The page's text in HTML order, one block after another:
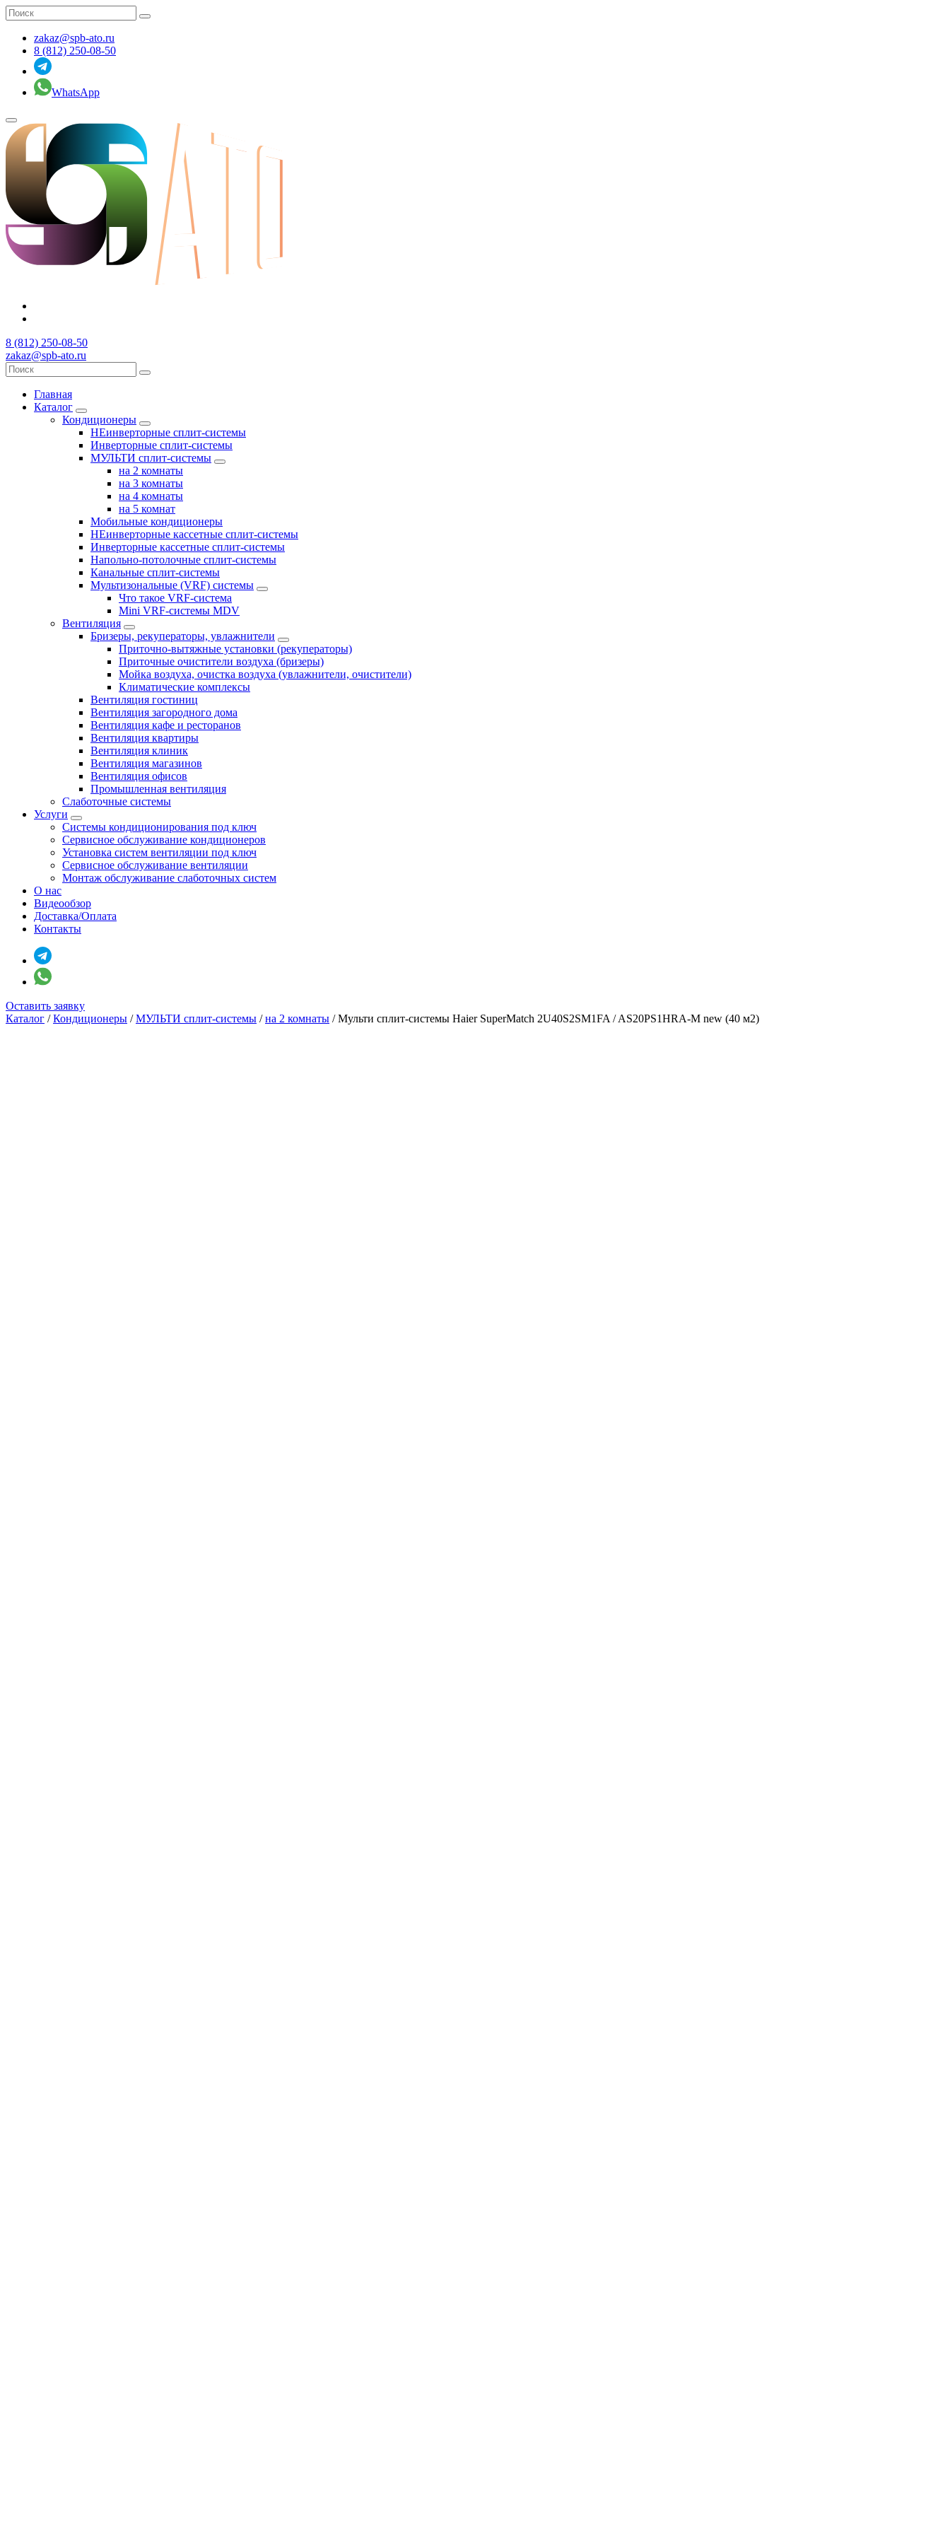
zakaz@spb-ato.ru
8 (812) 250-08-50
WhatsApp
8 (812) 250-08-50
zakaz@spb-ato.ru
Главная
Каталог
Кондиционеры
НЕинверторные сплит-системы
Инверторные сплит-системы
МУЛЬТИ сплит-системы
на 2 комнаты
на 3 комнаты
на 4 комнаты
на 5 комнат
Мобильные кондиционеры
НЕинверторные кассетные сплит-системы
Инверторные кассетные сплит-системы
Напольно-потолочные сплит-системы
Канальные сплит-системы
Мультизональные (VRF) системы
Что такое VRF-система
Mini VRF-системы MDV
Вентиляция
Бризеры, рекуператоры, увлажнители
Приточно-вытяжные установки (рекуператоры)
Приточные очистители воздуха (бризеры)
Мойка воздуха, очистка воздуха (увлажнители, очистители)
Климатические комплексы
Вентиляция гостиниц
Вентиляция загородного дома
Вентиляция кафе и ресторанов
Вентиляция квартиры
Вентиляция клиник
Вентиляция магазинов
Вентиляция офисов
Промышленная вентиляция
Слаботочные системы
Услуги
Системы кондиционирования под ключ
Сервисное обслуживание кондиционеров
Установка систем вентиляции под ключ
Сервисное обслуживание вентиляции
Монтаж обслуживание слаботочных систем
О нас
Видеообзор
Доставка/Оплата
Контакты
Оставить заявку
Каталог /Кондиционеры /МУЛЬТИ сплит-системы /на 2 комнаты /Мульти сплит-системы Haier SuperMatch 2U40S2SM1FA / AS20PS1HRA-M new (40 м2)